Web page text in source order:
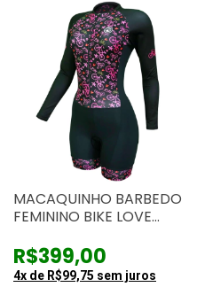
MACAQUINHO BARBEDO
FEMININO BIKE LOVE
R$399,00
4x de R$99,75 sem juros